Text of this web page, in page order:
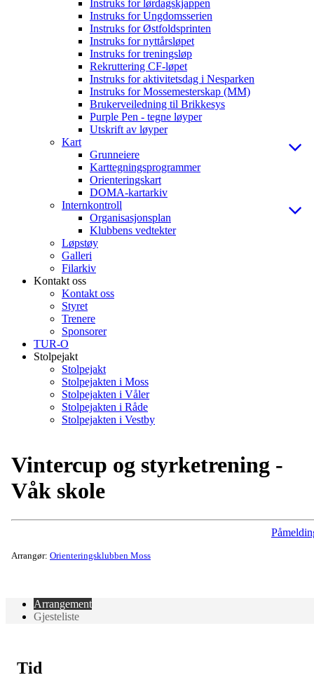
Instruks for lørdagskjappen
Instruks for Ungdomsserien
Instruks for Østfoldsprinten
Instruks for nyttårsløpet
Instruks for treningsløp
Rekruttering CF-løpet
Instruks for aktivitetsdag i Nesparken
Instruks for Mossemesterskap (MM)
Brukerveiledning til Brikkesys
Purple Pen - tegne løyper
Utskrift av løyper
Kart
Grunneiere
Karttegningsprogrammer
Orienteringskart
DOMA-kartarkiv
Internkontroll
Organisasjonsplan
Klubbens vedtekter
Løpstøy
Galleri
Filarkiv
Kontakt oss
Kontakt oss
Styret
Trenere
Sponsorer
TUR-O
Stolpejakt
Stolpejakt
Stolpejakten i Moss
Stolpejakten i Våler
Stolpejakten i Råde
Stolpejakten i Vestby
Vintercup og styrketrening -
Våk skole
Arrangør: Orienteringsklubben Moss
Arrangement
Gjesteliste
Tid